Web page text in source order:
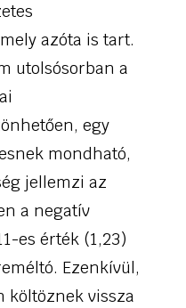
azóta is tart.
utolsósorban a
egy
mondható,
jellemzi az
a negatív
es érték (1,23)
Ezenkívül,
költöznek vissza